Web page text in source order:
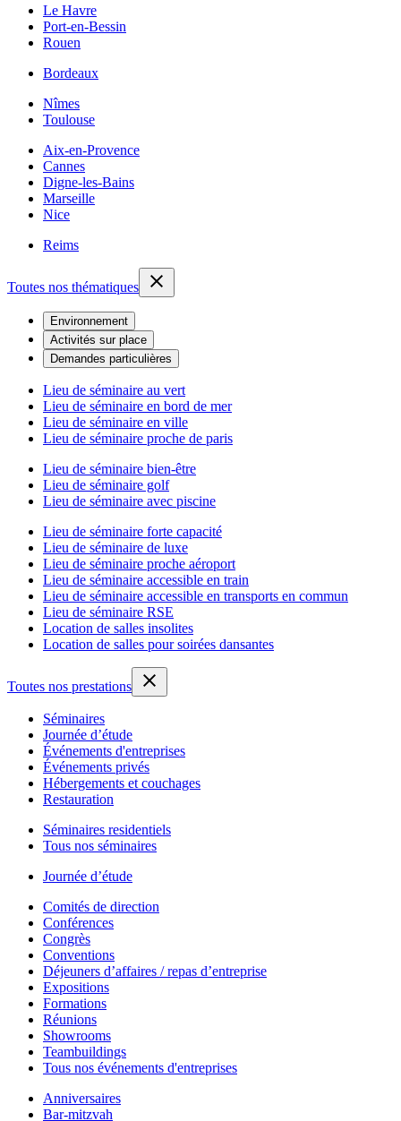
Le Havre
Port-en-Bessin
Rouen
Bordeaux
Nîmes
Toulouse
Aix-en-Provence
Cannes
Digne-les-Bains
Marseille
Nice
Reims
Toutes nos thématiques
Environnement
Activités sur place
Demandes particulières
Lieu de séminaire au vert
Lieu de séminaire en bord de mer
Lieu de séminaire en ville
Lieu de séminaire proche de paris
Lieu de séminaire bien-être
Lieu de séminaire golf
Lieu de séminaire avec piscine
Lieu de séminaire forte capacité
Lieu de séminaire de luxe
Lieu de séminaire proche aéroport
Lieu de séminaire accessible en train
Lieu de séminaire accessible en transports en commun
Lieu de séminaire RSE
Location de salles insolites
Location de salles pour soirées dansantes
Toutes nos prestations
Séminaires
Journée d’étude
Événements d'entreprises
Événements privés
Hébergements et couchages
Restauration
Séminaires residentiels
Tous nos séminaires
Journée d’étude
Comités de direction
Conférences
Congrès
Conventions
Déjeuners d’affaires / repas d’entreprise
Expositions
Formations
Réunions
Showrooms
Teambuildings
Tous nos événements d'entreprises
Anniversaires
Bar-mitzvah